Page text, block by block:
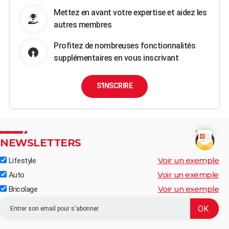
Mettez en avant votre expertise et aidez les
autres membres
Profitez de nombreuses fonctionnalités
supplémentaires en vous inscrivant
S'INSCRIRE
NEWSLETTERS
Lifestyle Voir un exemple
Auto Voir un exemple
Bricolage Voir un exemple